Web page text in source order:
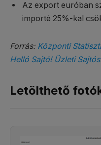
Az export euróban
importé 25%-kal
Forrás: Központi
Helló Sajtó! Üzleti
Letölthető